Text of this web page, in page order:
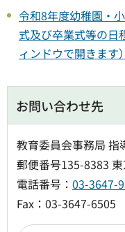
令和8年度幼稚園・
式及び卒業式等の日
ィンドウで開きます）
お問い合わせ先
教育委員会事務局 指
郵便番号135-8383
電話番号： 03-3647-
Fax：03-3647-6505